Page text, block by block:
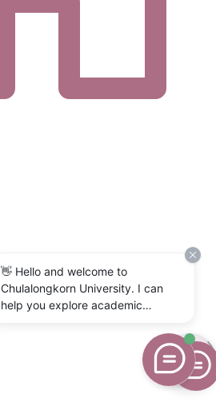
👋 Hello and welcome to
Chulalongkorn University. I can
help you explore academic